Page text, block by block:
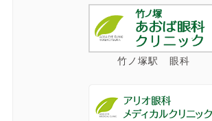
竹ノ塚駅 眼科